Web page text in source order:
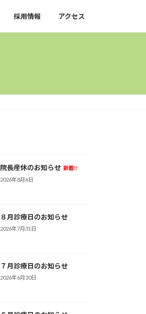
採用情報 アクセス
院長産休のお知らせ 新着!!
2026年8月6日
８月診療日のお知らせ
2026年7月31日
７月診療日のお知らせ
2026年6月30日